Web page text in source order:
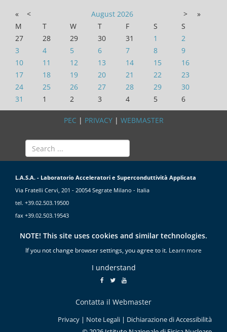
« < August 2026 >
»
M
T W T F S
S
27
28 29 30 31 1
2
3
4 5 6 7 8
9
10
11 12 13 14 15
16
17
18 19 20 21 22
23
24
25 26 27 28 29
30
31
1 2 3 4 5 6
PEC | PRIVACY| WEBMASTER
L.A.S.A. - Laboratorio Acceleratori e Superconduttività Applicata
Via Fratelli Cervi, 201 - 20054 Segrate Milano - Italia
tel. +39.02.503.19500
fax +39.02.503.19543
NOTE! This site uses cookies and similar technologies.
If you not change browser settings, you agree to it. Learn more
I understand
Contatta il Webmaster
Privacy | Note Legali | Dichiarazione di Accessibilità